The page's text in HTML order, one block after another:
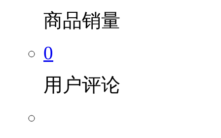
商品销量
0
用户评论